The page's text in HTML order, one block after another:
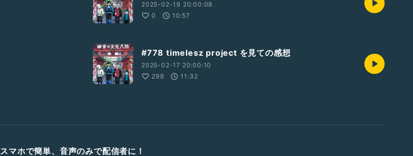
2025-02-19 20:00:08
0
10:57
#778 timelesz project を見ての感想
2025-02-17 20:00:10
298
11:32
スマホで簡単、音声のみで配信者に！